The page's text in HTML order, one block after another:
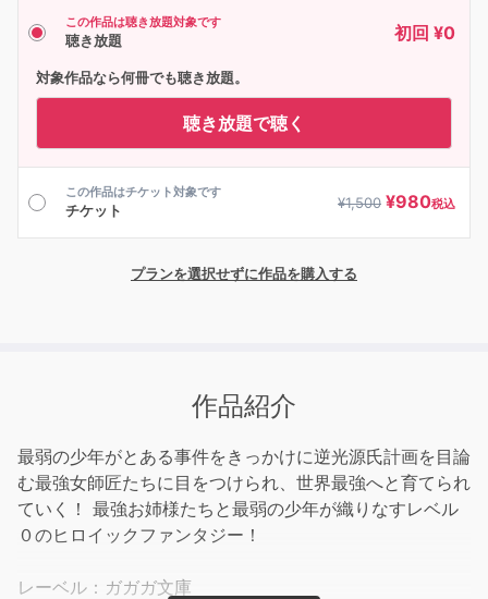
この作品は聴き放題対象です
聴き放題 初回 ¥0
対象作品なら何冊でも聴き放題。
聴き放題で聴く
この作品はチケット対象です
チケット ¥1,500 ¥980税込
プランを選択せずに作品を購入する
作品紹介
最弱の少年がとある事件をきっかけに逆光源氏計画を目論
む最強女師匠たちに目をつけられ、世界最強へと育てられ
ていく！ 最強お姉様たちと最弱の少年が織りなすレベル
０のヒロイックファンタジー！
レーベル：ガガガ文庫